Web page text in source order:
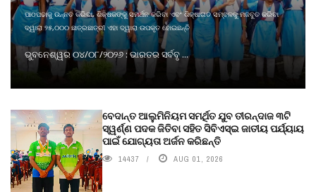
ପାଠପଢାକୁ ଉନ୍ନତ କରିବା, ଶିକ୍ଷକଙ୍କୁ ସମର୍ଥନ କରିବା ଏବଂ ଶିକ୍ଷାଗତ ସମ୍ବଳକୁ ମଜବୁତ କରିବା
ଦ୍ୱାରା ୨୫,୦୦୦ ଛାତ୍ରଛାତ୍ରୀ ଏହା ଦ୍ୱାରା ଉପକୃତ ହୋଇଛନ୍ତି
ଭୁବନେଶ୍ୱର ୦୪/୦୮/୨୦୨୬ : ଭାରତର ସର୍ବବୃ ...
ବେଦାନ୍ତ ଆଲୁମିନିୟମ ସମର୍ଥିତ ଯୁବ ତୀରନ୍ଦାଜ ୩ଟି
ସ୍ୱର୍ଣ୍ଣ ପଦକ ଜିତିବା ସହିତ ସିବିଏସ୍ଇ ଜାତୀୟ ପର୍ଯ୍ୟାୟ
ପାଇଁ ଯୋଗ୍ୟତା ଅର୍ଜନ କରିଛନ୍ତି
14437 AUG 01, 2026